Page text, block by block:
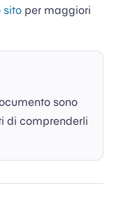
sitoper maggiori
sono
di comprenderli